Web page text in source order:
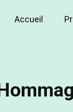
Main
Accueil